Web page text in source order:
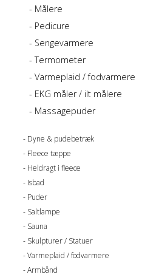
Målere
Pedicure
Sengevarmere
Termometer
Varmeplaid / fodvarmere
EKG måler / ilt målere
Massagepuder
Dyne & pudebetræk
Fleece tæppe
Heldragt i fleece
Isbad
Puder
Saltlampe
Sauna
Skulpturer / Statuer
Varmeplaid / fodvarmere
Armbånd